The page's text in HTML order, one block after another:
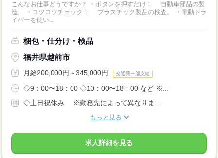
こんなお仕事どうですか？ ・ボタンを押すだけ！ 自動車部品の製
造。 ・コツコツチェック！ プラスチック製品の検査。 ・電動ドラ
イバーを使い...
梱包・仕分け・検品
福井県越前市
月給200,000円～345,000円 交通費一部支給
◇9：00〜18：00 ◇10：00〜18：00 など ※...
◇土日祝休み ※勤務先によって異なりま...
もっと見る
求人詳細を見る